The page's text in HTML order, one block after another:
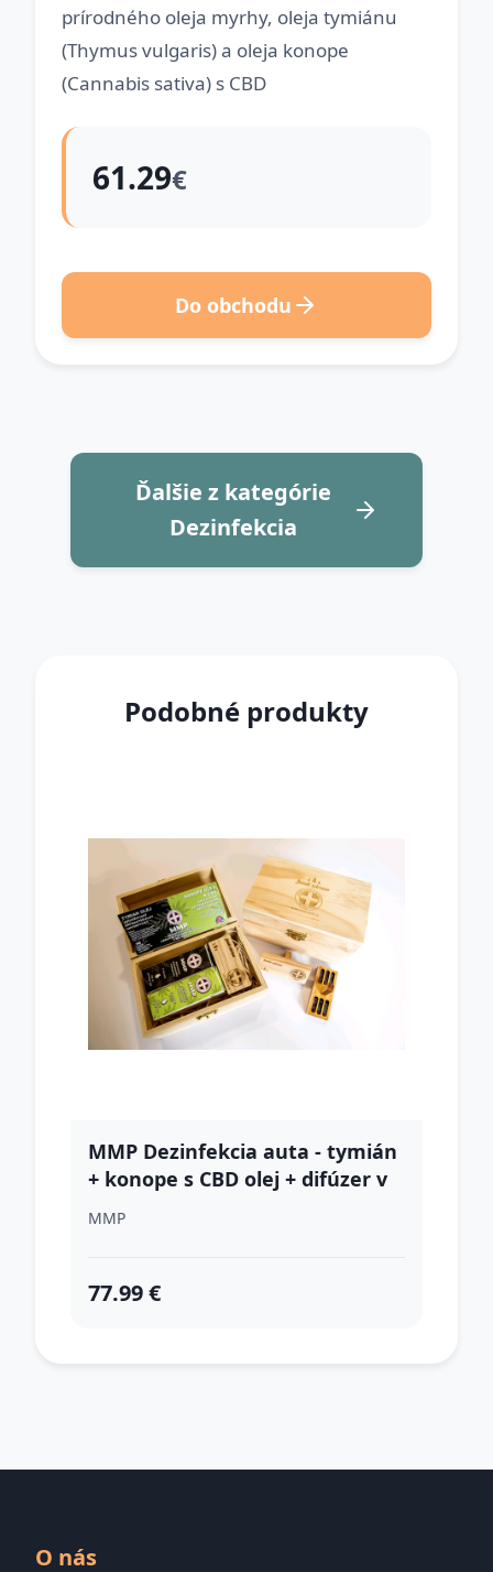
prírodného oleja myrhy, oleja tymiánu
(Thymus vulgaris) a oleja konope
(Cannabis sativa) s CBD
61.29€
Do obchodu
Ďalšie z kategórie
Dezinfekcia
Podobné produkty
MMP Dezinfekcia auta - tymián
+ konope s CBD olej + difúzer v
drevenom boxe
MMP
77.99 €
O nás